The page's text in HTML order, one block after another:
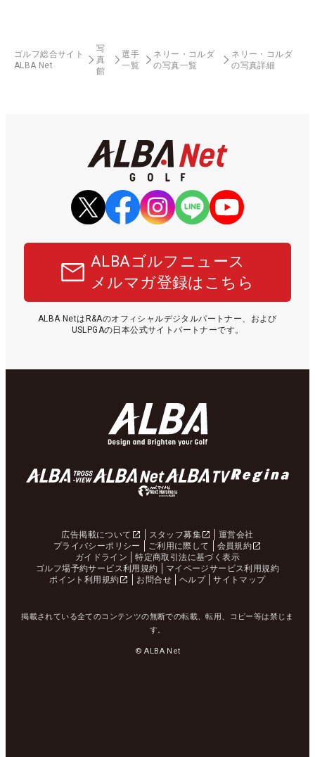
ゴルフ総合サイト
ALBA Net
写
真
館
選手
一覧
ネリー・コルダ
の写真一覧
ネリー・コルダ
の写真詳細
ALBAゴルフニュース
メルマガ登録はこちら
ALBA NetはR&Aのオフィシャルデジタルパートナー、および
USLPGAの日本公式サイトパートナーです。
広告掲載について スタッフ募集
運営会社
プライバシーポリシー
ご利用に際して
会員規約
ガイドライン
特定商取引法に基づく表示
ゴルフ場予約サービス利用規約
マイページサービス利用規約
ポイント利用規約
お問合せ ヘルプ サイトマップ
掲載されている全てのコンテンツの無断での転載、転用、コピー等は禁じま
す。
© ALBA Net